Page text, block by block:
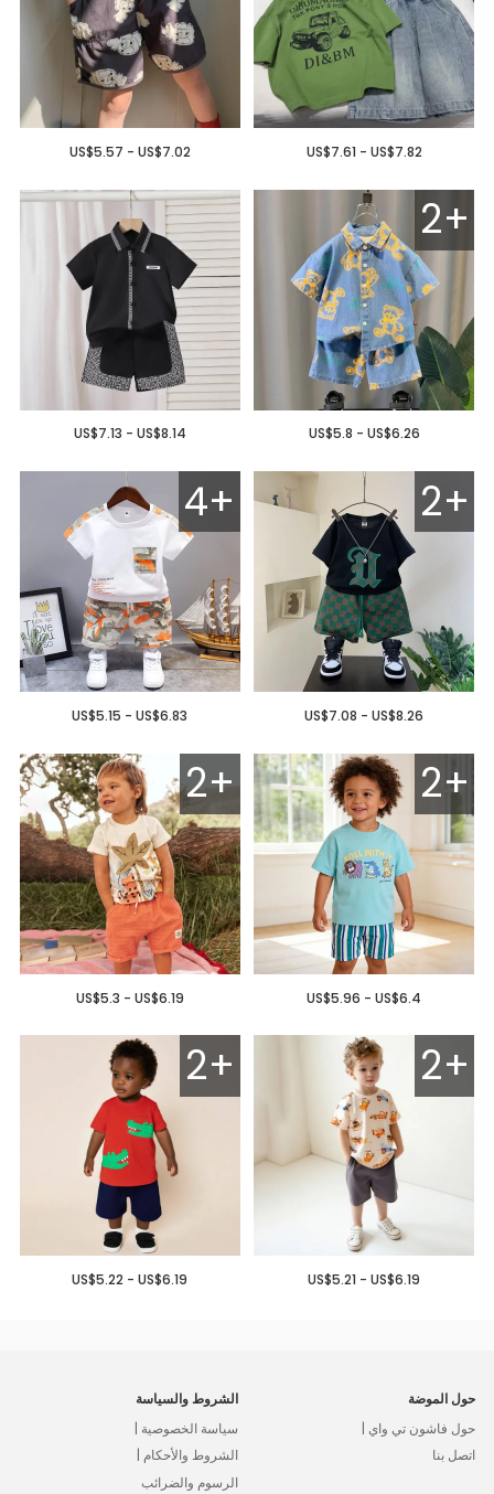
US$7.61 - US$7.82
US$5.57 - US$7.02
2+
US$5.8 - US$6.26
US$7.13 - US$8.14
2+
US$7.08 - US$8.26
4+
US$5.15 - US$6.83
2+
US$5.96 - US$6.4
2+
US$5.3 - US$6.19
2+
US$5.21 - US$6.19
2+
US$5.22 - US$6.19
حول الموضة
حول فاشون تي واي |
اتصل بنا
الشروط والسياسة
سياسة الخصوصية |
الشروط والأحكام |
الرسوم والضرائب